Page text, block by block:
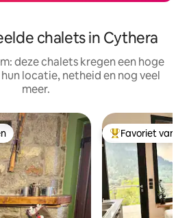
chalets in Cythera
deze chalets kregen een hoge
locatie, netheid en nog veel
meer.
Topfavoriet van
Favoriet van